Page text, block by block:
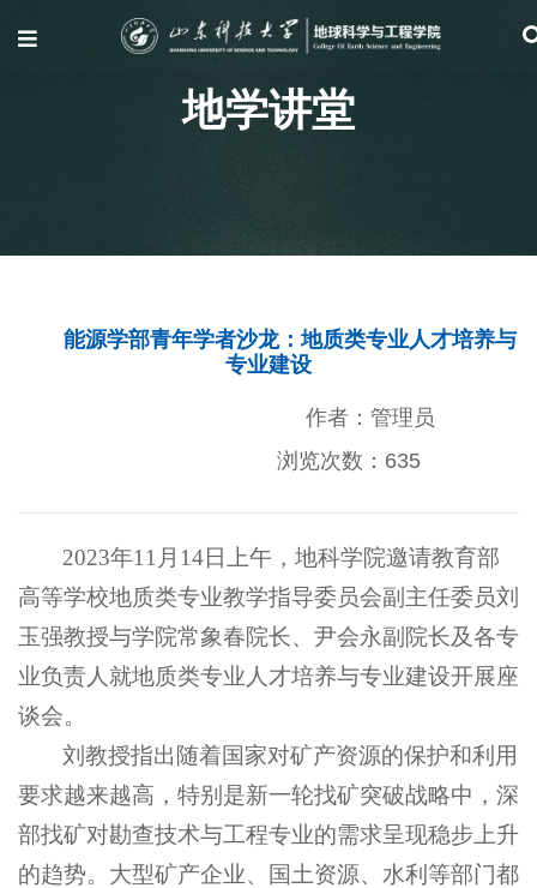
地学讲堂
能源学部青年学者沙龙：地质类专业人才培养与
专业建设
作者：管理员
浏览次数： 635
2023年11月14日上午，地科学院邀请教育部
高等学校地质类专业教学指导委员会副主任委员刘
玉强教授与学院常象春院长、尹会永副院长及各专
业负责人就地质类专业人才培养与专业建设开展座
谈会。
刘教授指出随着国家对矿产资源的保护和利用
要求越来越高，特别是新一轮找矿突破战略中，深
部找矿对勘查技术与工程专业的需求呈现稳步上升
的趋势。大型矿产企业、国土资源、水利等部门都